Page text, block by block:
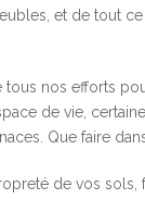
et de tout
tous nos efforts
de vie,
Que faire
de vos sols,